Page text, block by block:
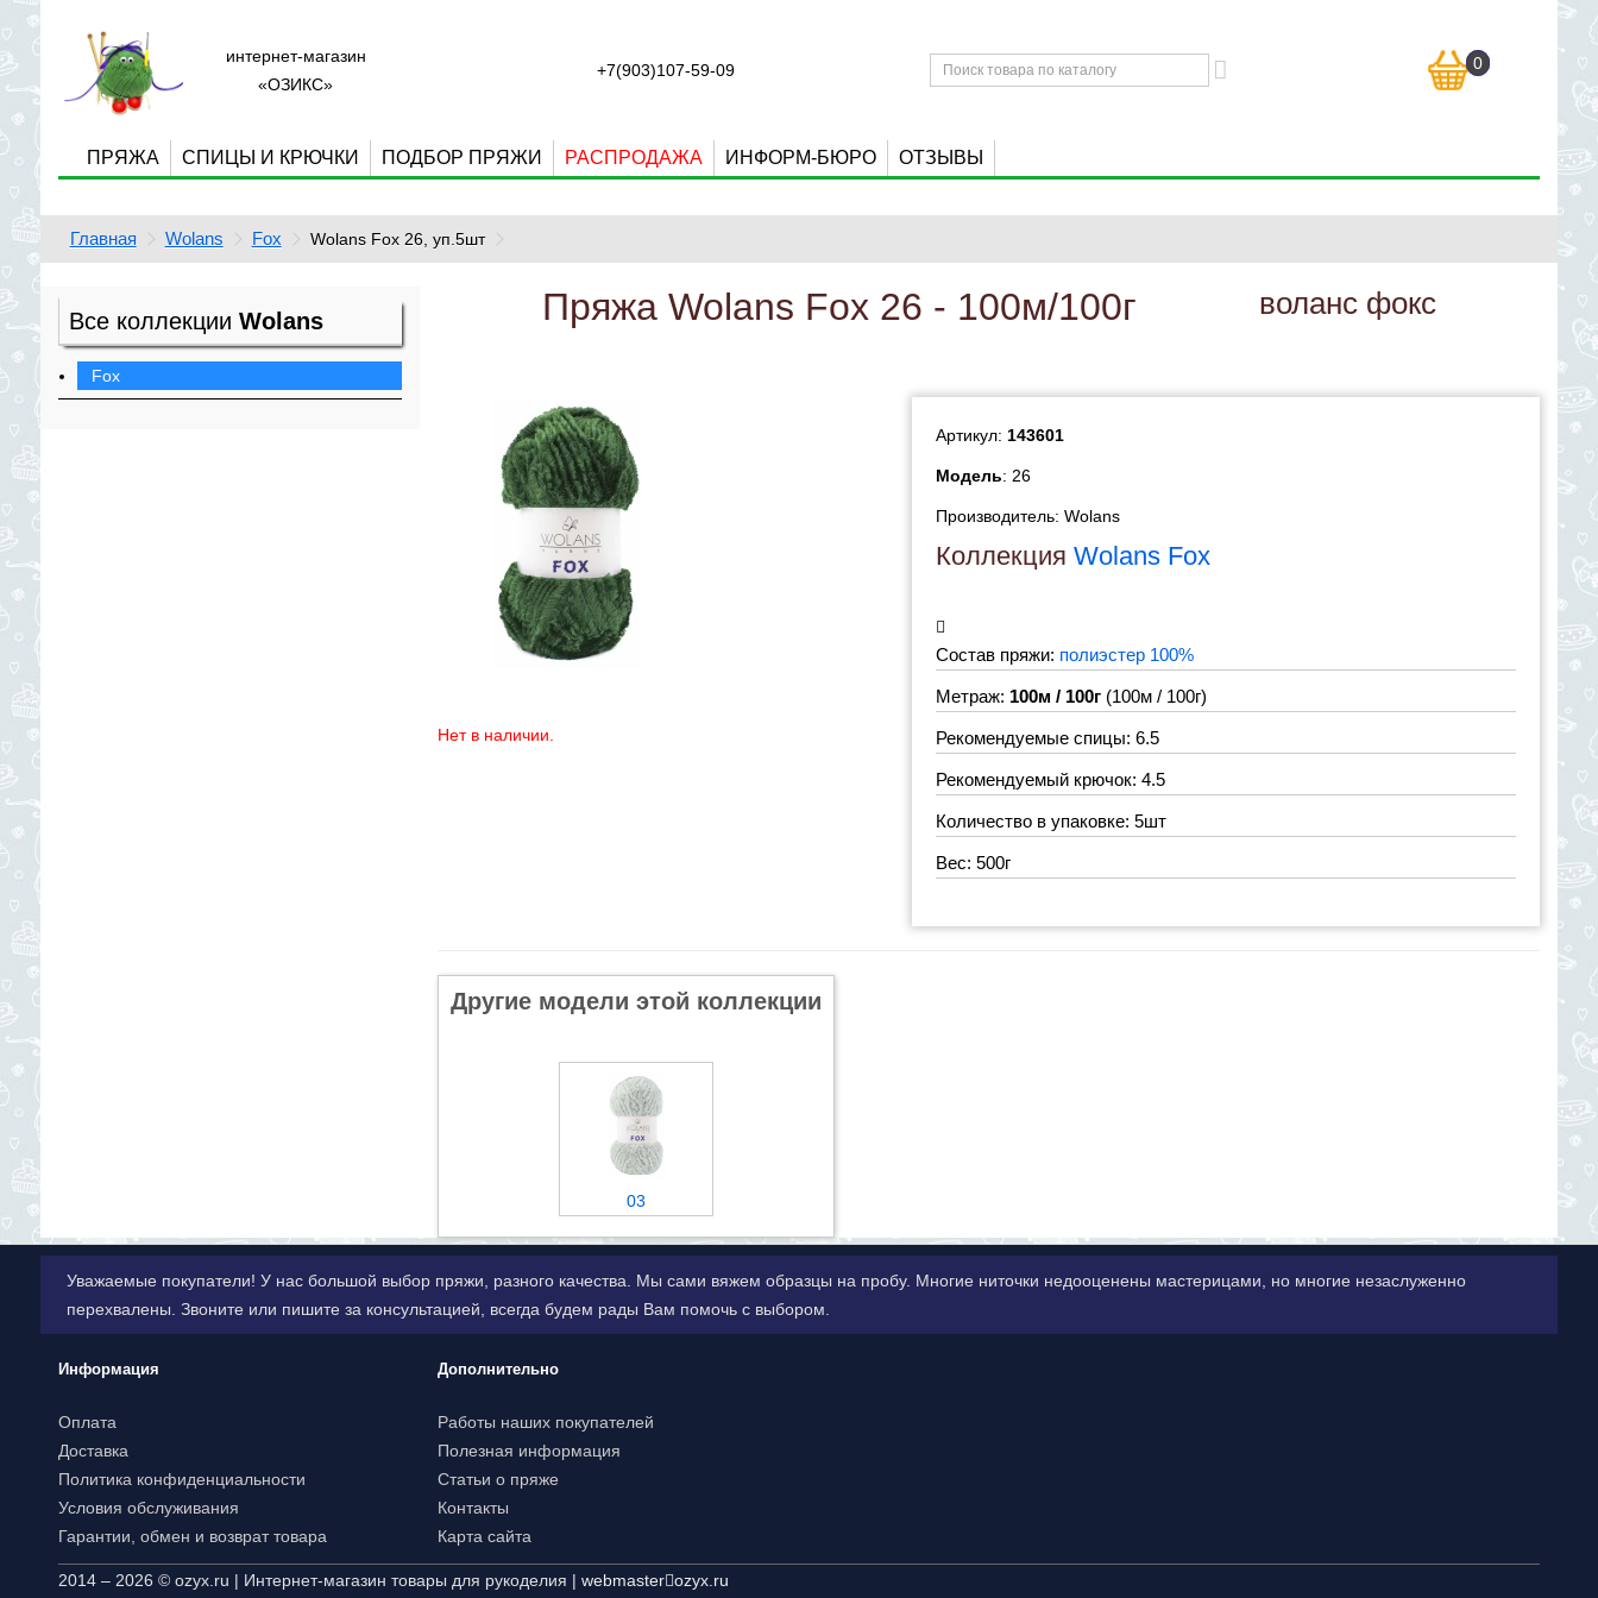
интернет-магазин
«ОЗИКС»
+7(903)107-59-09 0
ПРЯЖА СПИЦЫ И КРЮЧКИ ПОДБОР ПРЯЖИ РАСПРОДАЖА ИНФОРМ-БЮРО ОТЗЫВЫ
Главная Wolans Fox Wolans Fox 26, уп.5шт
Все коллекции Wolans
Fox
Пряжа Wolans Fox 26 - 100м/100г воланс фокс
Нет в наличии.
Артикул: 143601
Модель: 26
Производитель: Wolans
Коллекция Wolans Fox
Состав пряжи: полиэстер 100%
Метраж: 100м / 100г(100м / 100г)
Рекомендуемые спицы: 6.5
Рекомендуемый крючок: 4.5
Количество в упаковке: 5шт
Вес: 500г
Другие модели этой коллекции
03
Уважаемые покупатели! У нас большой выбор пряжи, разного качества. Мы сами вяжем образцы на пробу. Многие ниточки недооценены мастерицами, но многие незаслуженно
перехвалены. Звоните или пишите за консультацией, всегда будем рады Вам помочь с выбором.
Информация
Оплата
Доставка
Политика конфиденциальности
Условия обслуживания
Гарантии, обмен и возврат товара
Дополнительно
Работы наших покупателей
Полезная информация
Статьи о пряже
Контакты
Карта сайта
2014 – 2026 © ozyx.ru | Интернет-магазин товары для рукоделия | webmaster ozyx.ru